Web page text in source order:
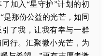
加入“星守护”计划的初
是那份公益的光芒，如同
了我，让我有幸与一群
行。汇聚微小光芒，为